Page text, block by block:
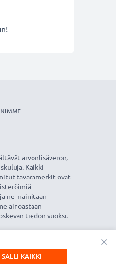
arvonlisäveron,
Kaikki
tavaramerkit ovat
ne mainitaan
ainoastaan
tiedon vuoksi.
×
SALLI KAIKKI